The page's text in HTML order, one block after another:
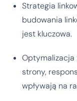
Strategia
budowania
jest kluczowa.
Optymalizacja
strony,
wpływają na